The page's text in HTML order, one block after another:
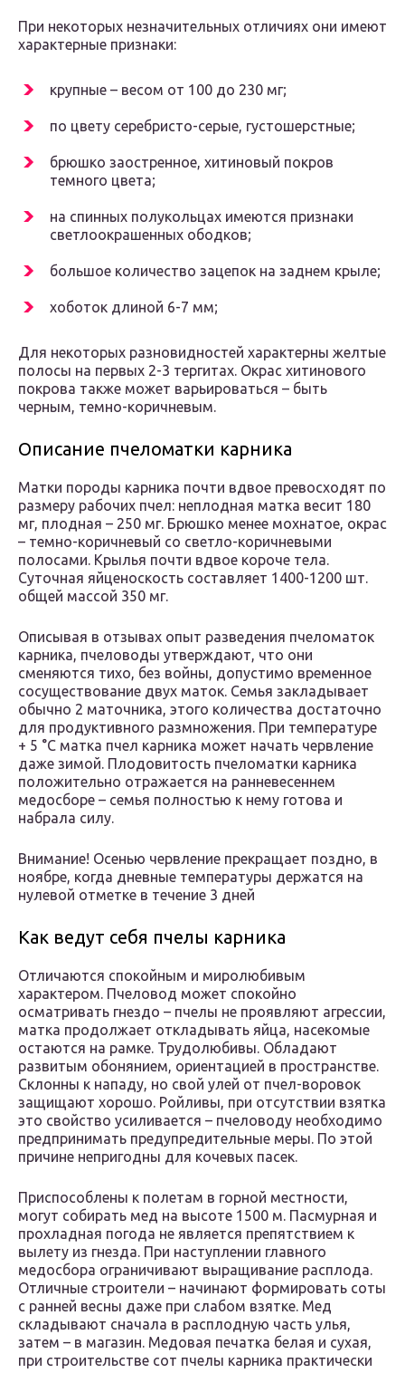
При некоторых незначительных отличиях они имеют
характерные признаки:
крупные – весом от 100 до 230 мг;
по цвету серебристо-серые, густошерстные;
брюшко заостренное, хитиновый покров
темного цвета;
на спинных полукольцах имеются признаки
светлоокрашенных ободков;
большое количество зацепок на заднем крыле;
хоботок длиной 6-7 мм;
Для некоторых разновидностей характерны желтые
полосы на первых 2-3 тергитах. Окрас хитинового
покрова также может варьироваться – быть
черным, темно-коричневым.
Описание пчеломатки карника
Матки породы карника почти вдвое превосходят по
размеру рабочих пчел: неплодная матка весит 180
мг, плодная – 250 мг. Брюшко менее мохнатое, окрас
– темно-коричневый со светло-коричневыми
полосами. Крылья почти вдвое короче тела.
Суточная яйценоскость составляет 1400-1200 шт.
общей массой 350 мг.
Описывая в отзывах опыт разведения пчеломаток
карника, пчеловоды утверждают, что они
сменяются тихо, без войны, допустимо временное
сосуществование двух маток. Семья закладывает
обычно 2 маточника, этого количества достаточно
для продуктивного размножения. При температуре
+ 5 °С матка пчел карника может начать червление
даже зимой. Плодовитость пчеломатки карника
положительно отражается на ранневесеннем
медосборе – семья полностью к нему готова и
набрала силу.
Внимание! Осенью червление прекращает поздно, в
ноябре, когда дневные температуры держатся на
нулевой отметке в течение 3 дней
Как ведут себя пчелы карника
Отличаются спокойным и миролюбивым
характером. Пчеловод может спокойно
осматривать гнездо – пчелы не проявляют агрессии,
матка продолжает откладывать яйца, насекомые
остаются на рамке. Трудолюбивы. Обладают
развитым обонянием, ориентацией в пространстве.
Склонны к нападу, но свой улей от пчел-воровок
защищают хорошо. Ройливы, при отсутствии взятка
это свойство усиливается – пчеловоду необходимо
предпринимать предупредительные меры. По этой
причине непригодны для кочевых пасек.
Приспособлены к полетам в горной местности,
могут собирать мед на высоте 1500 м. Пасмурная и
прохладная погода не является препятствием к
вылету из гнезда. При наступлении главного
медосбора ограничивают выращивание расплода.
Отличные строители – начинают формировать соты
с ранней весны даже при слабом взятке. Мед
складывают сначала в расплодную часть улья,
затем – в магазин. Медовая печатка белая и сухая,
при строительстве сот пчелы карника практически